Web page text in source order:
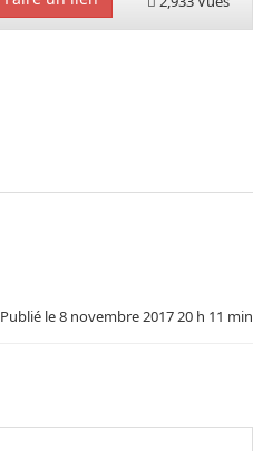
Publié le8 novembre 2017 20 h 11 min